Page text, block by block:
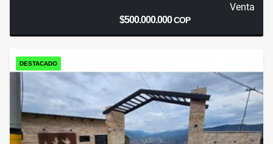
Venta
$500.000.000COP
DESTACADO